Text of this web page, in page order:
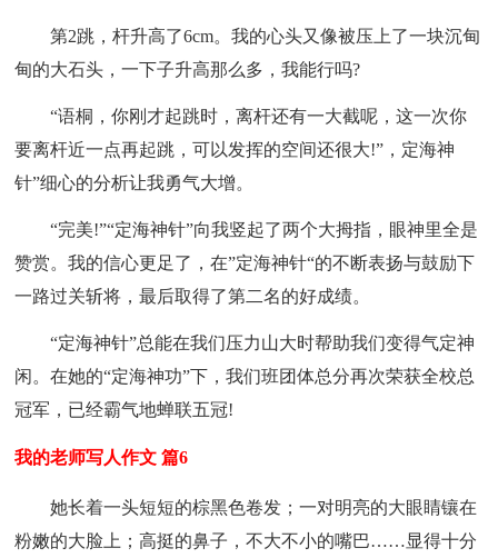
第2跳，杆升高了6cm。我的心头又像被压上了一块沉甸
甸的大石头，一下子升高那么多，我能行吗?
“语桐，你刚才起跳时，离杆还有一大截呢，这一次你
要离杆近一点再起跳，可以发挥的空间还很大!”，定海神
针”细心的分析让我勇气大增。
“完美!”“定海神针”向我竖起了两个大拇指，眼神里全是
赞赏。我的信心更足了，在”定海神针“的不断表扬与鼓励下
一路过关斩将，最后取得了第二名的好成绩。
“定海神针”总能在我们压力山大时帮助我们变得气定神
闲。在她的“定海神功”下，我们班团体总分再次荣获全校总
冠军，已经霸气地蝉联五冠!
我的老师写人作文 篇6
她长着一头短短的棕黑色卷发；一对明亮的大眼睛镶在
粉嫩的大脸上；高挺的鼻子，不大不小的嘴巴……显得十分